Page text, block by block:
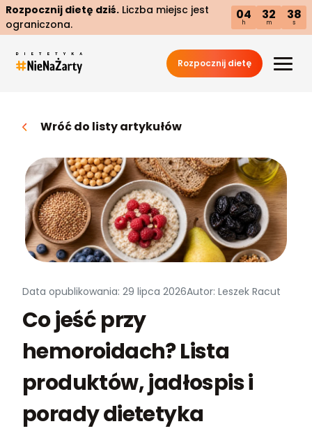
Rozpocznij dietę dziś. Liczba miejsc jest
ograniczona.
04
h
32
m
37
s
Rozpocznij dietę
Wróć do listy artykułów
Data opublikowania: 29 lipca 2026Autor: Leszek Racut
Co jeść przy
hemoroidach? Lista
produktów, jadłospis i
porady dietetyka